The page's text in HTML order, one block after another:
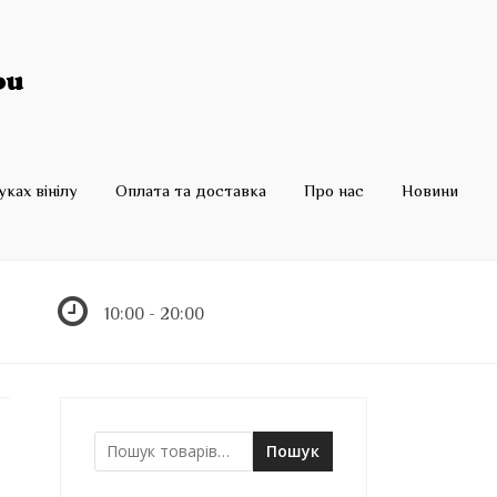
вінілу Оплата та доставка Про нас Новини
10:00 - 20:00
Ш
Пошук